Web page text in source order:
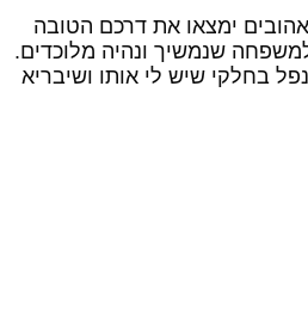
ימצאו את דרכם הטובה
שנמשיך ונהיה מלוכדים.
בחלקי שיש לי אותו ושיבריא